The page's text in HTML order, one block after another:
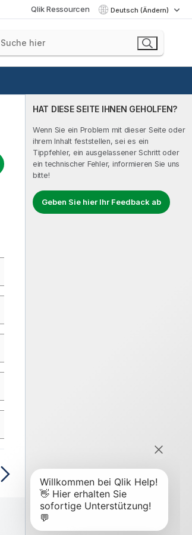
Qlik Ressourcen Deutsch (Ändern)
HAT DIESE SEITE IHNEN GEHOLFEN?
Wenn Sie ein Problem mit dieser Seite oder
ihrem Inhalt feststellen, sei es ein
Tippfehler, ein ausgelassener Schritt oder
ein technischer Fehler, informieren Sie uns
bitte!
Geben Sie hier Ihr Feedback ab